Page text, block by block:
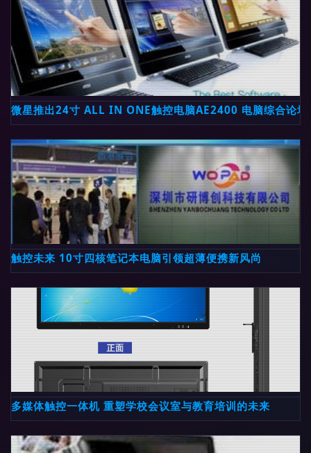
微星推出24寸 ALL IN ONE触控电脑AE2400 电脑综合论坛
触控未来 10寸四核笔记本电脑引领超薄便携新风尚
多媒体触控一体机 重塑学校会议室与教育培训的未来